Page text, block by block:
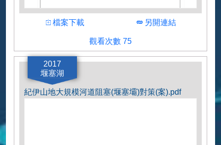
香港土木工程拓展署
下載
檔案下載 下載
另開連結
觀看次數 75
2017
堰塞湖
紀伊山地大規模河道阻塞(堰塞壩)對策(案).pdf